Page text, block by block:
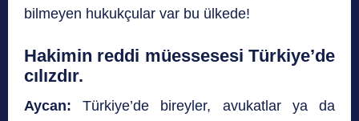
bilmeyen hukukçular var bu ülkede!
Hakimin reddi müessesesi Türkiye’de
cılızdır.
Aycan: Türkiye’de bireyler, avukatlar ya da